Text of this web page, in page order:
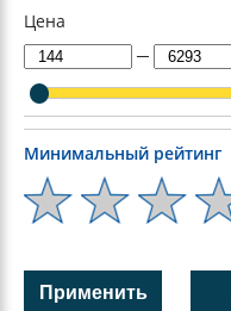
Цена
─
Минимальный рейтинг